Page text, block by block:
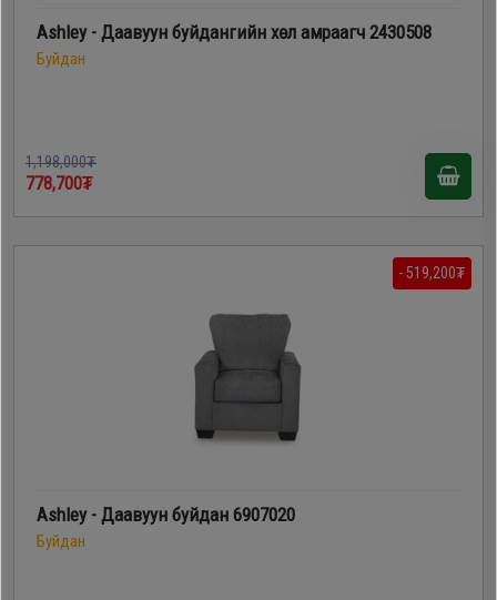
Ashley - Даавуун буйдангийн хөл амраагч 2430508
Буйдан
1,198,000₮
778,700₮
- 519,200₮
Ashley - Даавуун буйдан 6907020
Буйдан